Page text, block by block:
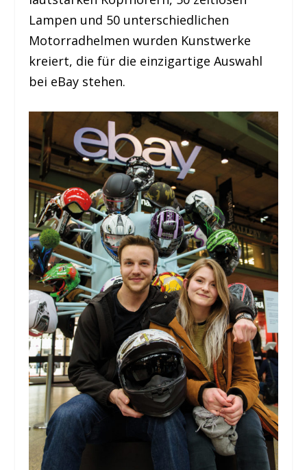
Lampen und 50 unterschiedlichen
Motorradhelmen wurden Kunstwerke
kreiert, die für die einzigartige Auswahl
bei eBay stehen.